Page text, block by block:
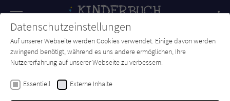
SUCHE Forum Charts Newsletter
Datenschutzeinstellungen
Auf unserer Webseite werden Cookies verwendet. Einige davon werden
zwingend benötigt, während es uns andere ermöglichen, Ihre
Nutzererfahrung auf unserer Webseite zu verbessern.
Essentiell Externe Inhalte